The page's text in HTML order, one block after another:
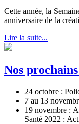
Cette année, la
anniversaire de la
Lire la suite...
Nos
24 octobre :
7 au 13
19 novembre :
Santé 2022 :